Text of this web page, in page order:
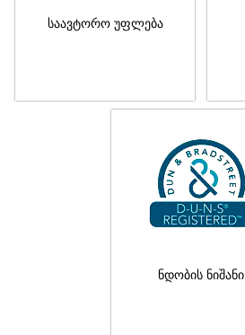
საავტორო უფლება
ნდობის ნიშანი